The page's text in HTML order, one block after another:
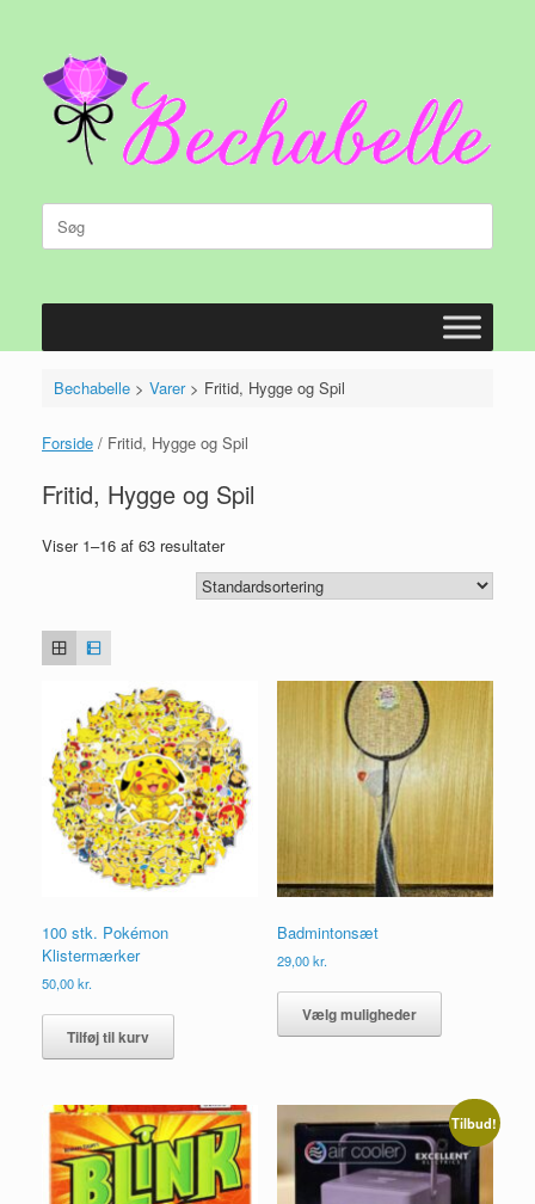
Søg
efter:
Bechabelle> Varer> Fritid, Hygge og Spil
Forside / Fritid, Hygge og Spil
Fritid, Hygge og Spil
Viser 1–16 af 63 resultater
100 stk. Pokémon
Klistermærker
50,00kr.
Tilføj til kurv
Badmintonsæt
29,00kr.
Vælg muligheder
Dette
har
Mulighederne
kan
vælges
på
varesiden
Tilbud!